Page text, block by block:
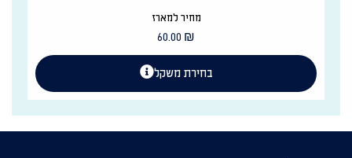
מחיר למארז
60.00 ₪
בחירת משקל